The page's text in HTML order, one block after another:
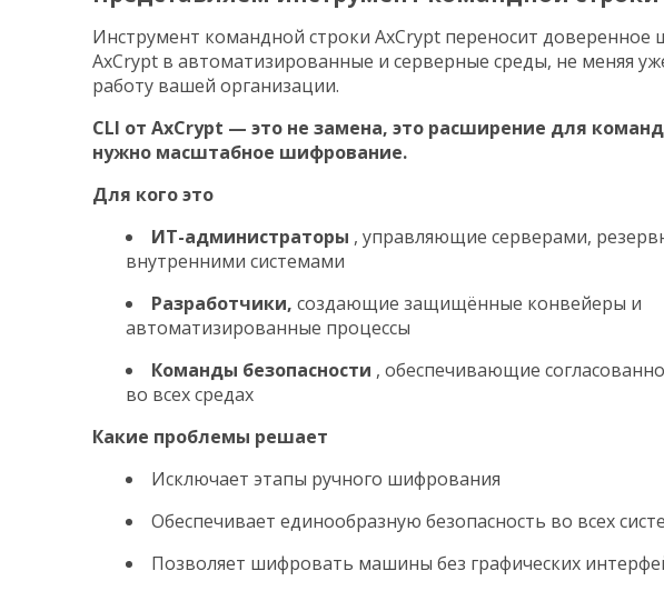
Инструмент командной строки AxCrypt переносит доверенное
AxCrypt в автоматизированные и серверные среды, не меняя
работу вашей организации.
CLI от AxCrypt — это не замена, это расширение для
нужно масштабное шифрование.
Для кого это
ИТ-администраторы , управляющие серверами,
внутренними системами
Разработчики, создающие защищённые конвейеры и
автоматизированные процессы
Команды безопасности , обеспечивающие
во всех средах
Какие проблемы решает
Исключает этапы ручного шифрования
Обеспечивает единообразную безопасность во всех
Позволяет шифровать машины без графических